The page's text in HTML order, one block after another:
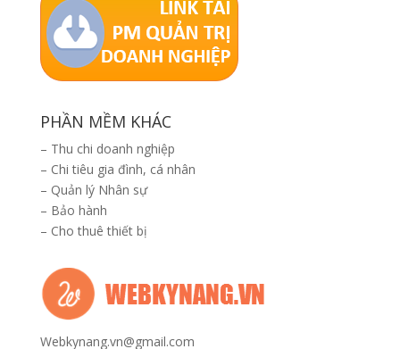
PHẦN MỀM KHÁC
– Thu chi doanh nghiệp
– Chi tiêu gia đình, cá nhân
– Quản lý Nhân sự
– Bảo hành
– Cho thuê thiết bị
Webkynang.vn@gmail.com